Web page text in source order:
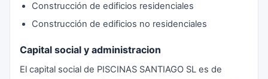
Construcción de edificios residenciales
Construcción de edificios no residenciales
Capital social y administracion
El capital social de PISCINAS SANTIAGO SL es de